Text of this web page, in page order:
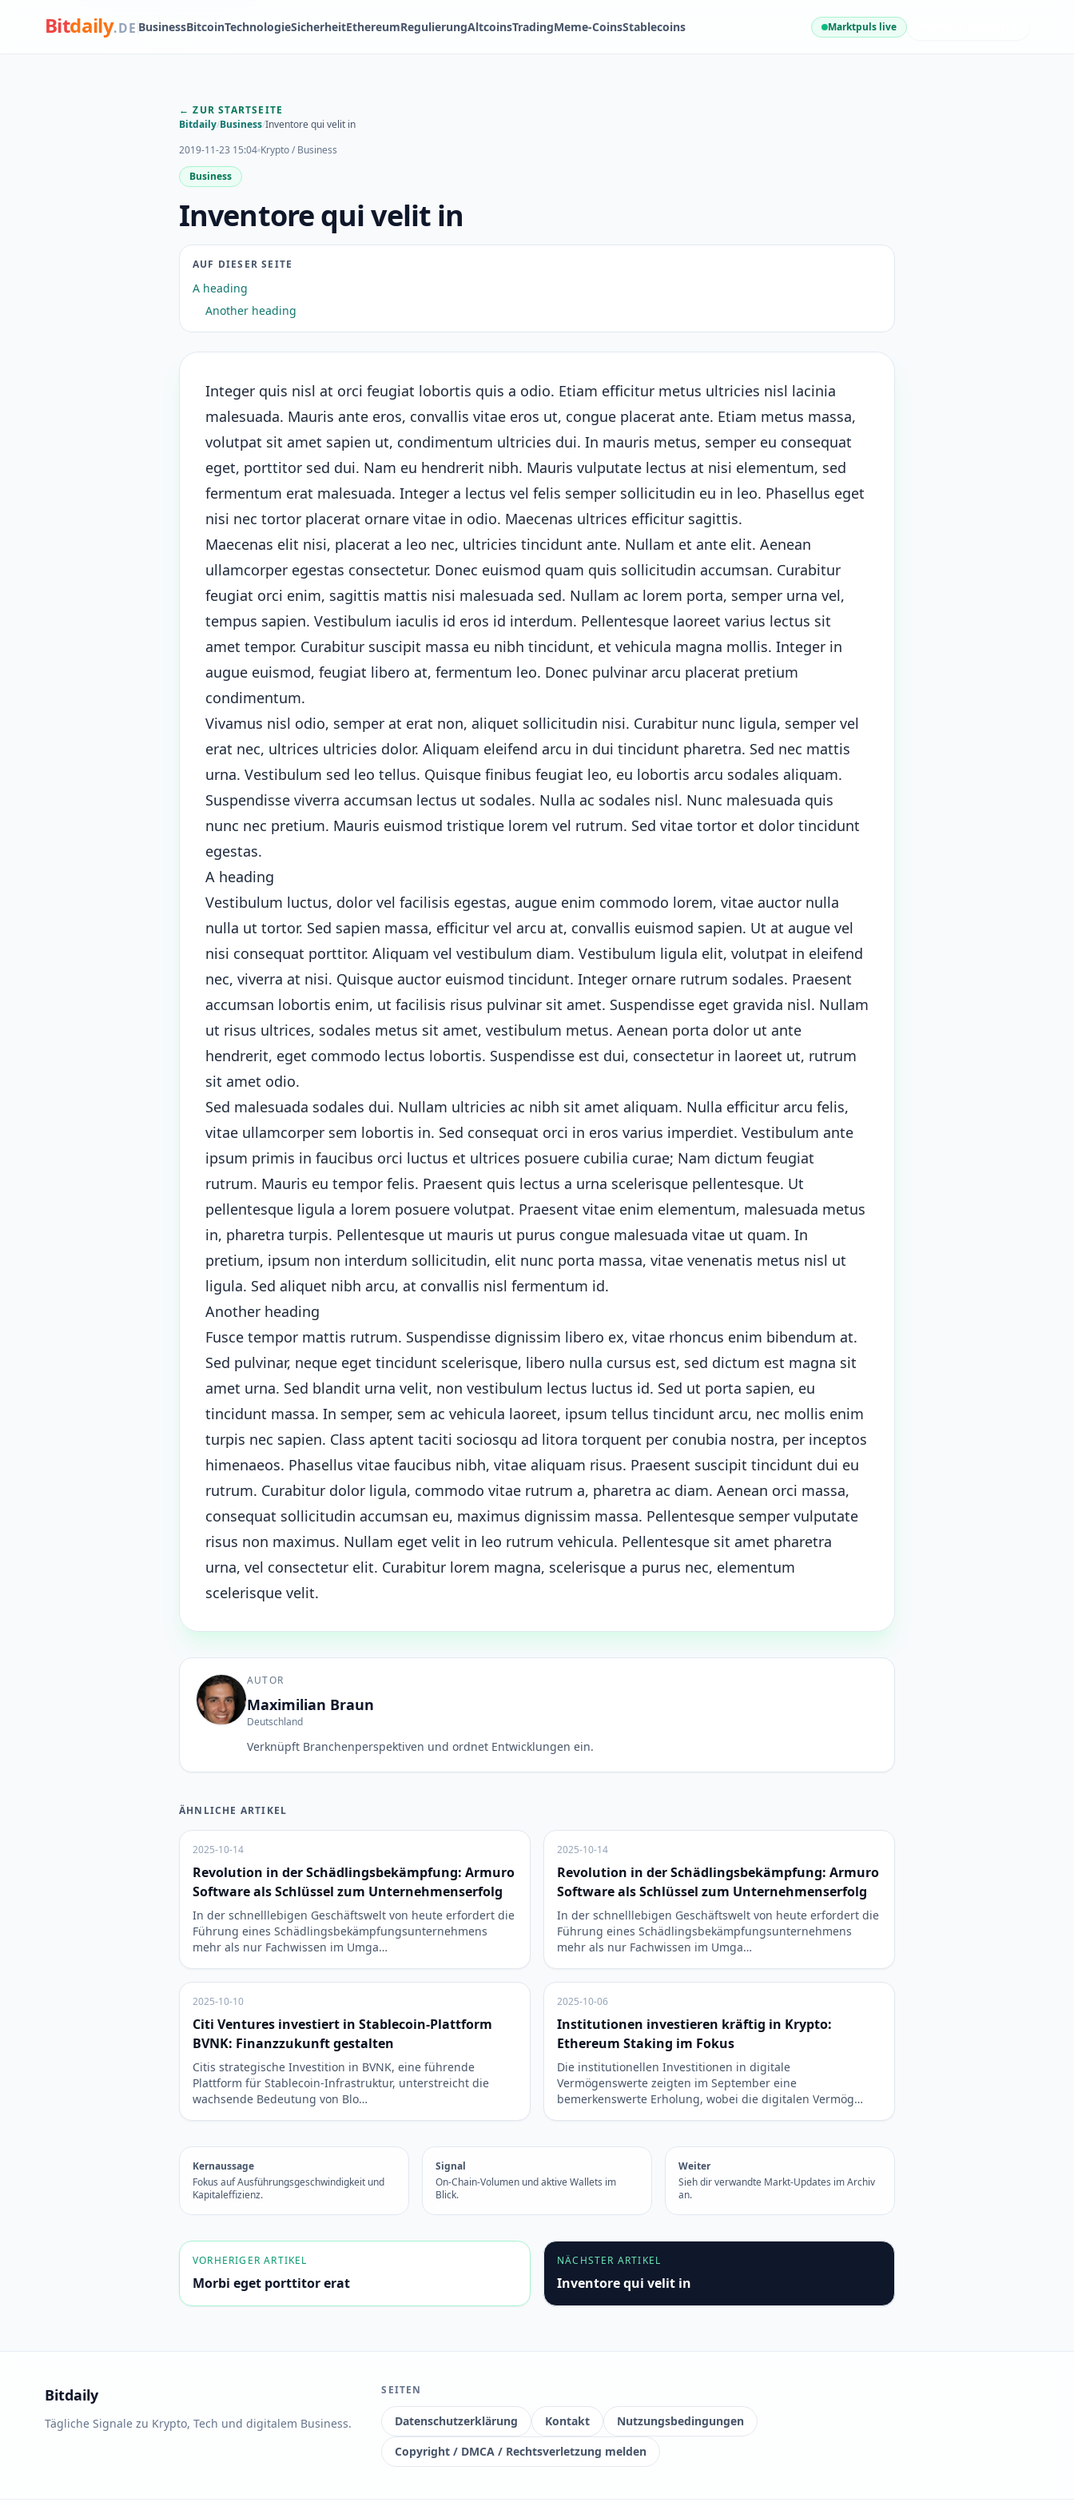
Bitdaily.DE BusinessBitcoinTechnologieSicherheitEthereumRegulierungAltcoinsTradingMeme-CoinsStablecoins Marktpuls live
← ZUR STARTSEITE
Bitdaily/Business/Inventore qui velit in
2019-11-23 15:04 Krypto / Business
Business
Inventore qui velit in
AUF DIESER SEITE
A heading
Another heading
Integer quis nisl at orci feugiat lobortis quis a odio. Etiam efficitur metus ultricies nisl lacinia
malesuada. Mauris ante eros, convallis vitae eros ut, congue placerat ante. Etiam metus massa,
volutpat sit amet sapien ut, condimentum ultricies dui. In mauris metus, semper eu consequat
eget, porttitor sed dui. Nam eu hendrerit nibh. Mauris vulputate lectus at nisi elementum, sed
fermentum erat malesuada. Integer a lectus vel felis semper sollicitudin eu in leo. Phasellus eget
nisi nec tortor placerat ornare vitae in odio. Maecenas ultrices efficitur sagittis.
Maecenas elit nisi, placerat a leo nec, ultricies tincidunt ante. Nullam et ante elit. Aenean
ullamcorper egestas consectetur. Donec euismod quam quis sollicitudin accumsan. Curabitur
feugiat orci enim, sagittis mattis nisi malesuada sed. Nullam ac lorem porta, semper urna vel,
tempus sapien. Vestibulum iaculis id eros id interdum. Pellentesque laoreet varius lectus sit
amet tempor. Curabitur suscipit massa eu nibh tincidunt, et vehicula magna mollis. Integer in
augue euismod, feugiat libero at, fermentum leo. Donec pulvinar arcu placerat pretium
condimentum.
Vivamus nisl odio, semper at erat non, aliquet sollicitudin nisi. Curabitur nunc ligula, semper vel
erat nec, ultrices ultricies dolor. Aliquam eleifend arcu in dui tincidunt pharetra. Sed nec mattis
urna. Vestibulum sed leo tellus. Quisque finibus feugiat leo, eu lobortis arcu sodales aliquam.
Suspendisse viverra accumsan lectus ut sodales. Nulla ac sodales nisl. Nunc malesuada quis
nunc nec pretium. Mauris euismod tristique lorem vel rutrum. Sed vitae tortor et dolor tincidunt
egestas.
A heading
Vestibulum luctus, dolor vel facilisis egestas, augue enim commodo lorem, vitae auctor nulla
nulla ut tortor. Sed sapien massa, efficitur vel arcu at, convallis euismod sapien. Ut at augue vel
nisi consequat porttitor. Aliquam vel vestibulum diam. Vestibulum ligula elit, volutpat in eleifend
nec, viverra at nisi. Quisque auctor euismod tincidunt. Integer ornare rutrum sodales. Praesent
accumsan lobortis enim, ut facilisis risus pulvinar sit amet. Suspendisse eget gravida nisl. Nullam
ut risus ultrices, sodales metus sit amet, vestibulum metus. Aenean porta dolor ut ante
hendrerit, eget commodo lectus lobortis. Suspendisse est dui, consectetur in laoreet ut, rutrum
sit amet odio.
Sed malesuada sodales dui. Nullam ultricies ac nibh sit amet aliquam. Nulla efficitur arcu felis,
vitae ullamcorper sem lobortis in. Sed consequat orci in eros varius imperdiet. Vestibulum ante
ipsum primis in faucibus orci luctus et ultrices posuere cubilia curae; Nam dictum feugiat
rutrum. Mauris eu tempor felis. Praesent quis lectus a urna scelerisque pellentesque. Ut
pellentesque ligula a lorem posuere volutpat. Praesent vitae enim elementum, malesuada metus
in, pharetra turpis. Pellentesque ut mauris ut purus congue malesuada vitae ut quam. In
pretium, ipsum non interdum sollicitudin, elit nunc porta massa, vitae venenatis metus nisl ut
ligula. Sed aliquet nibh arcu, at convallis nisl fermentum id.
Another heading
Fusce tempor mattis rutrum. Suspendisse dignissim libero ex, vitae rhoncus enim bibendum at.
Sed pulvinar, neque eget tincidunt scelerisque, libero nulla cursus est, sed dictum est magna sit
amet urna. Sed blandit urna velit, non vestibulum lectus luctus id. Sed ut porta sapien, eu
tincidunt massa. In semper, sem ac vehicula laoreet, ipsum tellus tincidunt arcu, nec mollis enim
turpis nec sapien. Class aptent taciti sociosqu ad litora torquent per conubia nostra, per inceptos
himenaeos. Phasellus vitae faucibus nibh, vitae aliquam risus. Praesent suscipit tincidunt dui eu
rutrum. Curabitur dolor ligula, commodo vitae rutrum a, pharetra ac diam. Aenean orci massa,
consequat sollicitudin accumsan eu, maximus dignissim massa. Pellentesque semper vulputate
risus non maximus. Nullam eget velit in leo rutrum vehicula. Pellentesque sit amet pharetra
urna, vel consectetur elit. Curabitur lorem magna, scelerisque a purus nec, elementum
scelerisque velit.
AUTOR
Maximilian Braun
Deutschland
Verknüpft Branchenperspektiven und ordnet Entwicklungen ein.
ÄHNLICHE ARTIKEL
2025-10-14
Revolution in der Schädlingsbekämpfung: Armuro
Software als Schlüssel zum Unternehmenserfolg
In der schnelllebigen Geschäftswelt von heute erfordert die
Führung eines Schädlingsbekämpfungsunternehmens
mehr als nur Fachwissen im Umga…
2025-10-14
Revolution in der Schädlingsbekämpfung: Armuro
Software als Schlüssel zum Unternehmenserfolg
In der schnelllebigen Geschäftswelt von heute erfordert die
Führung eines Schädlingsbekämpfungsunternehmens
mehr als nur Fachwissen im Umga…
2025-10-10
Citi Ventures investiert in Stablecoin-Plattform
BVNK: Finanzzukunft gestalten
Citis strategische Investition in BVNK, eine führende
Plattform für Stablecoin-Infrastruktur, unterstreicht die
wachsende Bedeutung von Blo…
2025-10-06
Institutionen investieren kräftig in Krypto:
Ethereum Staking im Fokus
Die institutionellen Investitionen in digitale
Vermögenswerte zeigten im September eine
bemerkenswerte Erholung, wobei die digitalen Vermög…
Kernaussage
Fokus auf Ausführungsgeschwindigkeit und
Kapitaleffizienz.
Signal
On-Chain-Volumen und aktive Wallets im
Blick.
Weiter
Sieh dir verwandte Markt-Updates im Archiv
an.
VORHERIGER ARTIKEL
Morbi eget porttitor erat
NÄCHSTER ARTIKEL
Inventore qui velit in
Bitdaily
Tägliche Signale zu Krypto, Tech und digitalem Business.
SEITEN
Datenschutzerklärung Kontakt
Nutzungsbedingungen
Copyright / DMCA / Rechtsverletzung melden